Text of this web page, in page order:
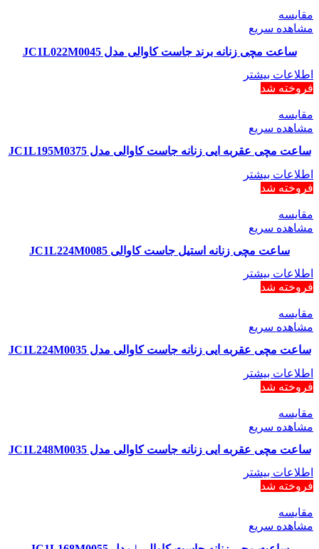
مقایسه
مشاهده سریع
ساعت مچی زنانه برند جاست کاوالی مدل JC1L022M0045
اطلاعات بیشتر
فروخته شد
مقایسه
مشاهده سریع
ساعت مچی عقربه ایی زنانه جاست کاوالی مدل JC1L195M0375
اطلاعات بیشتر
فروخته شد
مقایسه
مشاهده سریع
ساعت مچی زنانه استیل جاست کاوالی JC1L224M0085
اطلاعات بیشتر
فروخته شد
مقایسه
مشاهده سریع
ساعت مچی عقربه ایی زنانه جاست کاوالی مدل JC1L224M0035
اطلاعات بیشتر
فروخته شد
مقایسه
مشاهده سریع
ساعت مچی عقربه ایی زنانه جاست کاوالی مدل JC1L248M0035
اطلاعات بیشتر
فروخته شد
مقایسه
مشاهده سریع